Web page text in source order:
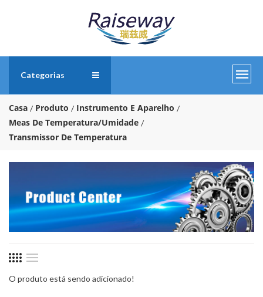
Categorias
Casa Produto
Instrumento E Aparelho
Meas De Temperatura/Umidade
Transmissor De Temperatura
O produto está sendo adicionado!